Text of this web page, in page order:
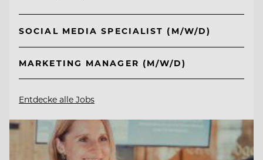
SOCIAL MEDIA SPECIALIST (M/W/D)
MARKETING MANAGER (M/W/D)
Entdecke alle Jobs